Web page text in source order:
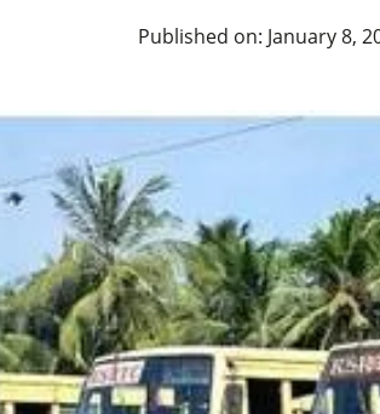
Published on: January 8,